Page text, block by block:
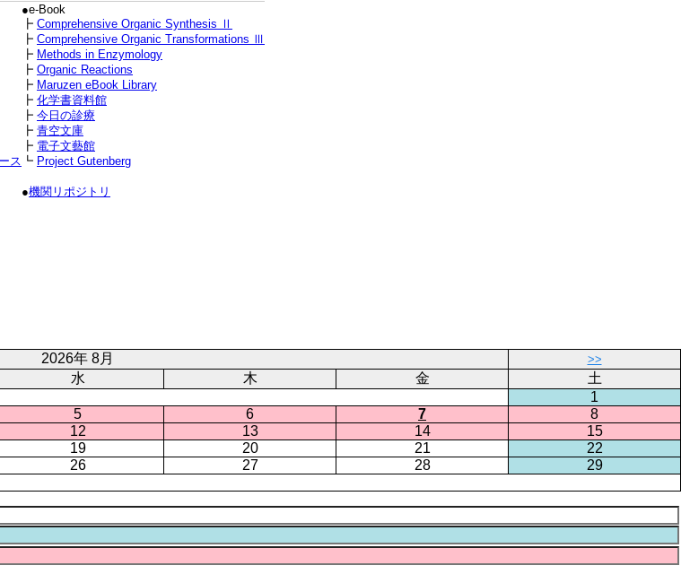
●e-Book
┣ Comprehensive Organic Synthesis Ⅱ
┣ Comprehensive Organic Transformations Ⅲ
┣ Methods in Enzymology
┣ Organic Reactions
┣ Maruzen eBook Library
┣ 化学書資料館
┣ 今日の診療
┣ 青空文庫
┣ 電子文藝館
ス ┗ Project Gutenberg
●機関リポジトリ
2026年 8月 >>
水 木 金
土
1
5 6 7
8
12 13 14
15
19 20 21
22
26 27 28
29